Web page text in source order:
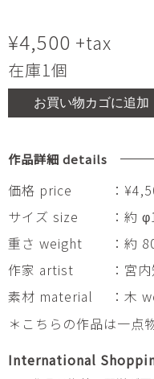
¥4,500 +tax
在庫1個
お買い物カゴに追加
作品詳細 details
価格 price
：
サイズ size
：約
重さ weight
：約
作家 artist
：宮
素材 material
：木
＊こちらの作品は一点
International